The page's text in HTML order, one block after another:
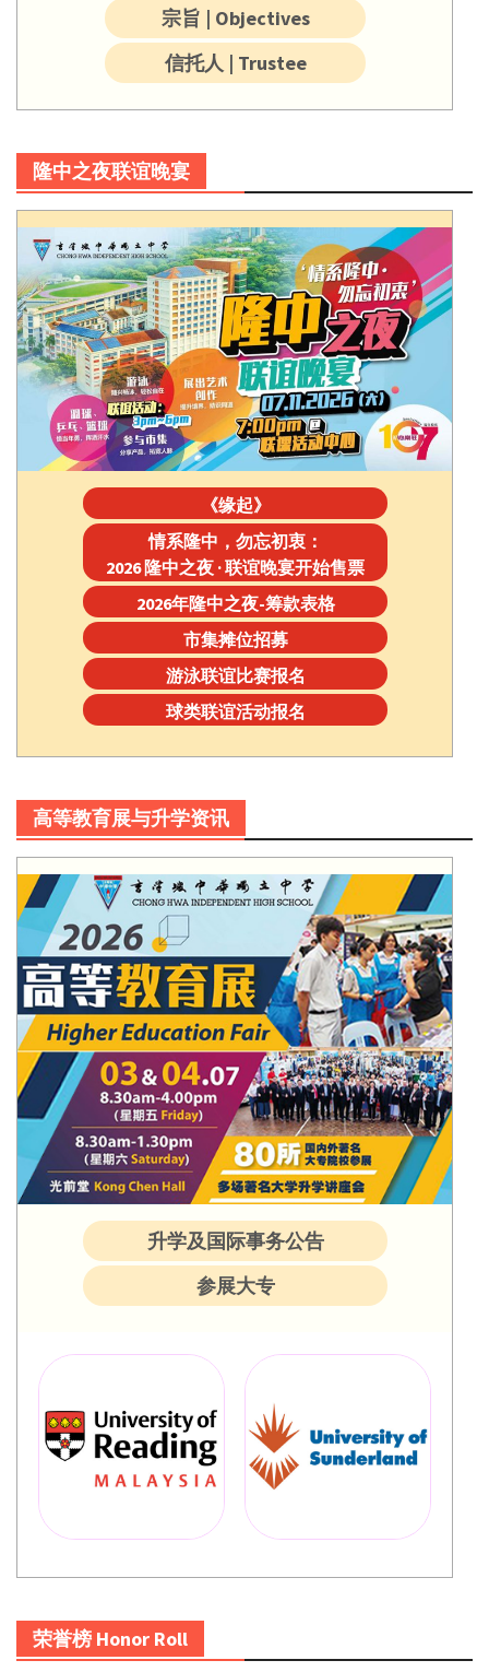
宗旨 | Objectives
信托人 | Trustee
隆中之夜联谊晚宴
《缘起》
情系隆中，勿忘初衷：
2026 隆中之夜 · 联谊晚宴开始售票
2026年隆中之夜-筹款表格
市集摊位招募
游泳联谊比赛报名
球类联谊活动报名
高等教育展与升学资讯
升学及国际事务公告
参展大专
荣誉榜 Honor Roll